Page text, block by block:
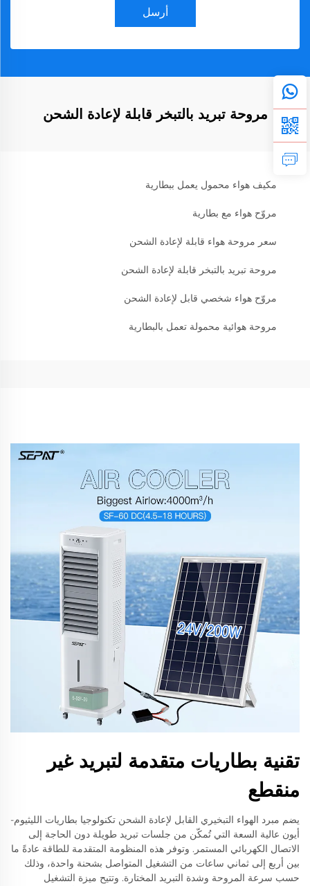
أرسل
مروحة تبريد بالتبخر قابلة لإعادة الشحن
مكيف هواء محمول يعمل ببطارية
مروّح هواء مع بطارية
سعر مروحة هواء قابلة لإعادة الشحن
مروحة تبريد بالتبخر قابلة لإعادة الشحن
مروّح هواء شخصي قابل لإعادة الشحن
مروحة هوائية محمولة تعمل بالبطارية
تقنية بطاريات متقدمة لتبريد غير
منقطع
يضم مبرد الهواء التبخيري القابل لإعادة الشحن تكنولوجيا بطاريات الليثيوم-
أيون عالية السعة التي تُمكّن من جلسات تبريد طويلة دون الحاجة إلى
الاتصال الكهربائي المستمر. وتوفر هذه المنظومة المتقدمة للطاقة عادةً ما
بين أربع إلى ثماني ساعات من التشغيل المتواصل بشحنة واحدة، وذلك
حسب سرعة المروحة وشدة التبريد المختارة. وتتيح ميزة التشغيل